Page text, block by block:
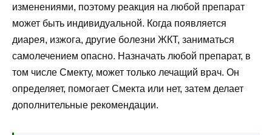
изменениями, поэтому реакция на любой препарат
может быть индивидуальной. Когда появляется
диарея, изжога, другие болезни ЖКТ, заниматься
самолечением опасно. Назначать любой препарат, в
том числе Смекту, может только лечащий врач. Он
определяет, помогает Смекта или нет, затем делает
дополнительные рекомендации.